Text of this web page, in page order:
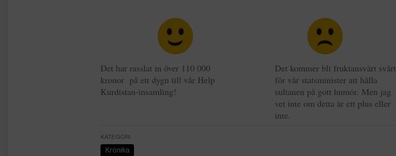
Det har rasslat in över 110 000
kronor på ett dygn till vår Help
Kurdistan-insamling!
Det kommer bli fruktansvärt svårt
för vår statsminister att hålla
sultanen på gott humör. Men jag
vet inte om detta är ett plus eller
inte.
KATEGORI
Krönika